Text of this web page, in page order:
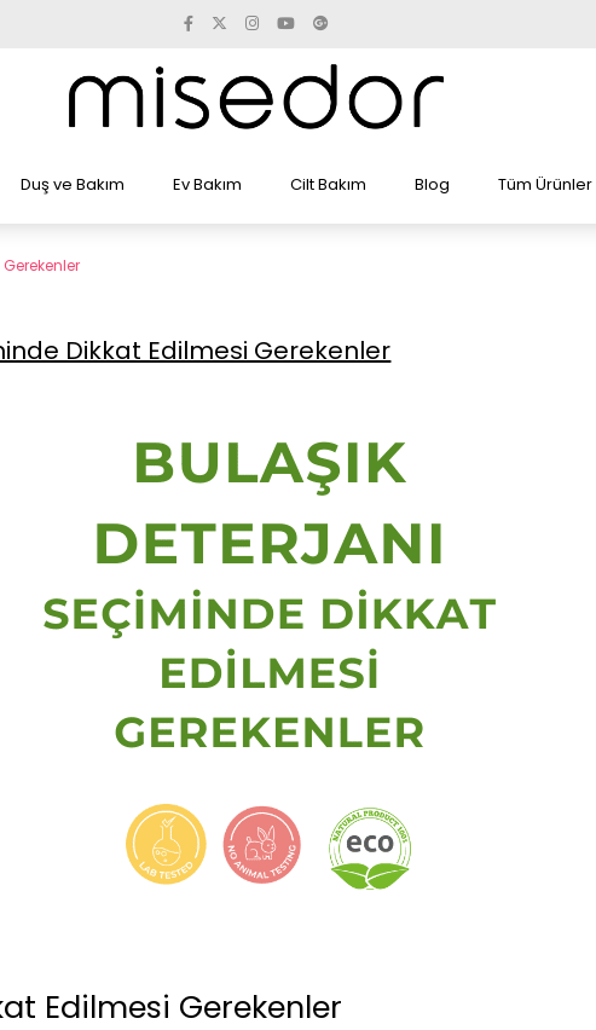
Duş ve Bakım Ev Bakım Cilt Bakım Blog Tüm Ürünler
Dikkat Edilmesi Gerekenler
Edilmesi Gerekenler